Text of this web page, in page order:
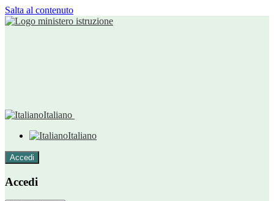
Salta al contenuto
Italiano
Italiano
Accedi
Accedi